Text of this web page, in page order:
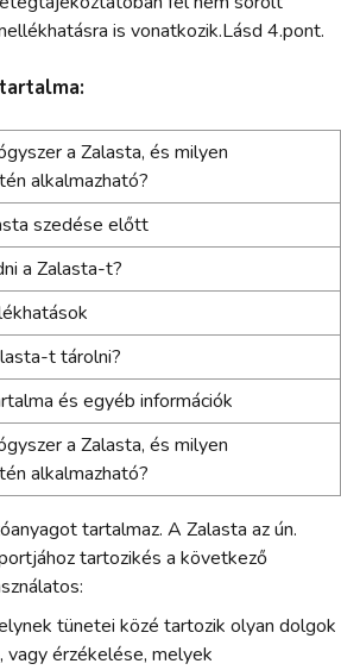
is vonatkozik.Lásd 4.pont.
a Zalasta, és milyen
alkalmazható?
szedése előtt
a Zalasta-t?
t tárolni?
és egyéb információk
a Zalasta, és milyen
alkalmazható?
tartalmaz. A Zalasta az ún.
tartozikés a következő
tünetei közé tartozik olyan dolgok
vagy érzékelése, melyek